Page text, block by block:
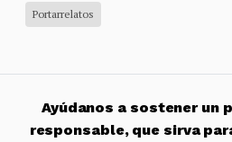
Portarrelatos
Ayúdanos a sostener un
responsable, que sirva